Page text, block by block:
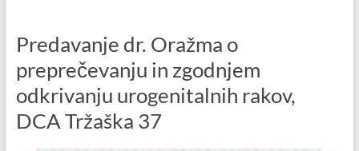
Predavanje dr. Oražma o
preprečevanju in zgodnjem
odkrivanju urogenitalnih rakov,
DCA Tržaška 37